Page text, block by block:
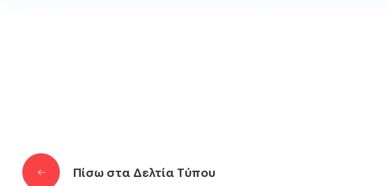
Πίσω στα Δελτία Τύπου